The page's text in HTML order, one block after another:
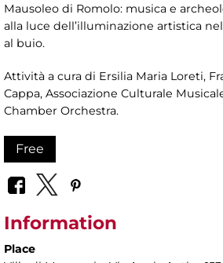
Mausoleo di Romolo: musica e
alla luce dell’illuminazione artistica
al buio.
Attività a cura di Ersilia Maria Loreti,
Cappa, Associazione Culturale
Chamber Orchestra.
Free
Information
Place